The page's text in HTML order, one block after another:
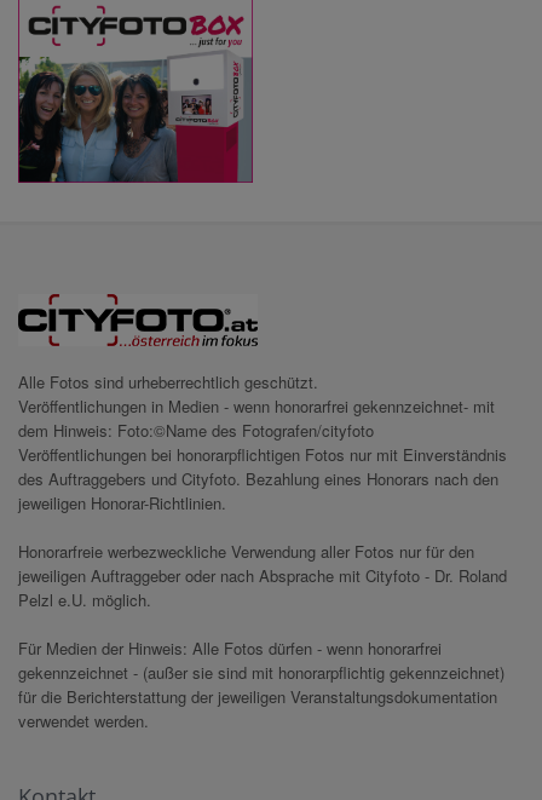
Alle Fotos sind urheberrechtlich geschützt.
Veröffentlichungen in Medien - wenn honorarfrei gekennzeichnet- mit
dem Hinweis: Foto:©Name des Fotografen/cityfoto
Veröffentlichungen bei honorarpflichtigen Fotos nur mit Einverständnis
des Auftraggebers und Cityfoto. Bezahlung eines Honorars nach den
jeweiligen Honorar-Richtlinien.
Honorarfreie werbezweckliche Verwendung aller Fotos nur für den
jeweiligen Auftraggeber oder nach Absprache mit Cityfoto - Dr. Roland
Pelzl e.U. möglich.
Für Medien der Hinweis: Alle Fotos dürfen - wenn honorarfrei
gekennzeichnet - (außer sie sind mit honorarpflichtig gekennzeichnet)
für die Berichterstattung der jeweiligen Veranstaltungsdokumentation
verwendet werden.